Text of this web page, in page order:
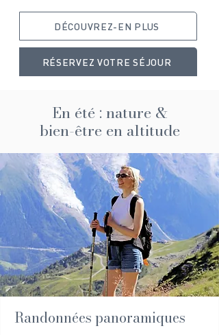
DÉCOUVREZ-EN PLUS
RÉSERVEZ VOTRE SÉJOUR
En été : nature &
bien-être en altitude
Randonnées panoramiques